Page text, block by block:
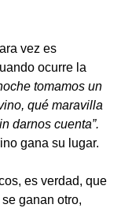
vez es
ocurre la
tomamos un
qué maravilla
darnos cuenta”.
gana su lugar.
es verdad, que
ganan otro,